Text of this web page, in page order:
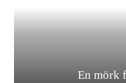
En mörk